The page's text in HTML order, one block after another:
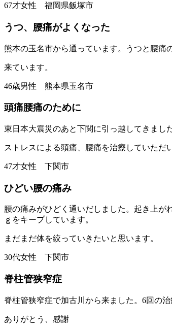
67才女性 福岡県飯塚市
うつ、腰痛がよくなった
熊本の玉名市から通っています。うつと腰痛
来ています。
46歳男性 熊本県玉名市
頭痛腰痛のために
東日本大震災のあと下関に引っ越してきました
ストレスによる頭痛、腰痛を治療していただ
47才女性 下関市
ひどい腰の痛み
腰の痛みがひどく通いだしました。起き上が
ｇをキープしています。
まだまだ体を絞っていきたいと思います。
30代女性 下関市
脊柱管狭窄症
脊柱管狭窄症で加古川から来ました。6回の
ありがとう、感謝